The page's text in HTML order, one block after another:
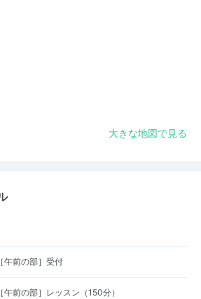
大きな地図で見る
［午前の部］受付
［午前の部］レッスン（150分）